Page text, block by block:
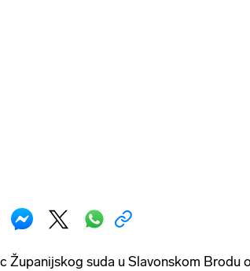
Županijskog suda u Slavonskom Brodu